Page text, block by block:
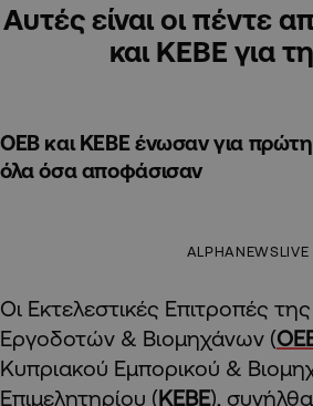
Αυτές είναι οι πέντε
και ΚΕΒΕ για
ΟΕΒ και ΚΕΒΕ ένωσαν για
όλα όσα αποφάσισαν
ALPHANEWSLIVE
Οι Εκτελεστικές Επιτροπές
Εργοδοτών & Βιομηχάνων (
Κυπριακού Εμπορικού &
Επιμελητηρίου (ΚΕΒΕ),